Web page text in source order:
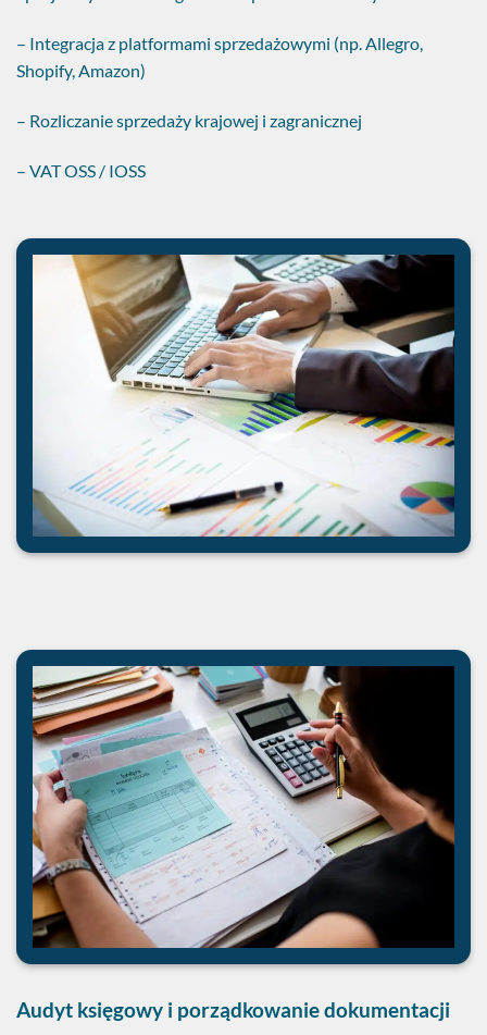
– Integracja z platformami sprzedażowymi (np. Allegro,
Shopify, Amazon)
– Rozliczanie sprzedaży krajowej i zagranicznej
– VAT OSS / IOSS
Audyt księgowy i porządkowanie dokumentacji